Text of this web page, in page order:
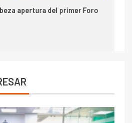
apertura del primer Foro